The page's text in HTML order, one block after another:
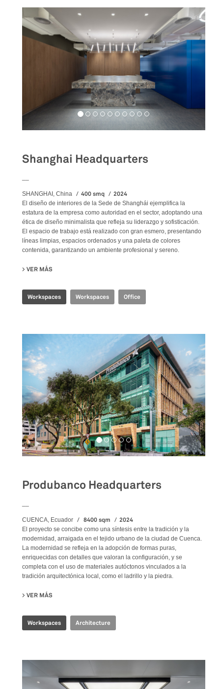
Shanghai Headquarters
SHANGHAI, China 400 smq 2024
El diseño de interiores de la Sede de Shanghái ejemplifica la
estatura de la empresa como autoridad en el sector, adoptando una
ética de diseño minimalista que refleja su liderazgo y sofisticación.
El espacio de trabajo está realizado con gran esmero, presentando
líneas limpias, espacios ordenados y una paleta de colores
contenida, garantizando un ambiente profesional y sereno.
VER MÁS
Workspaces Workspaces Office
Produbanco Headquarters
CUENCA, Ecuador 8400 sqm 2024
El proyecto se concibe como una síntesis entre la tradición y la
modernidad, arraigada en el tejido urbano de la ciudad de Cuenca.
La modernidad se refleja en la adopción de formas puras,
enriquecidas con detalles que valoran la configuración, y se
completa con el uso de materiales autóctonos vinculados a la
tradición arquitectónica local, como el ladrillo y la piedra.
VER MÁS
Workspaces Architecture